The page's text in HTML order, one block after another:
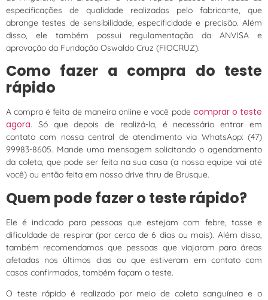
especificações de qualidade realizadas pelo fabricante, que
abrange testes de sensibilidade, especificidade e precisão. Além
disso, ele também possui regulamentação da ANVISA e
aprovação da Fundação Oswaldo Cruz (FIOCRUZ).
Como fazer a compra do teste
rápido
A compra é feita de maneira online e você pode comprar o teste
agora. Só que depois de realizá-la, é necessário entrar em
contato com nossa central de atendimento via WhatsApp: (47)
99983-8605. Mande uma mensagem solicitando o agendamento
da coleta, que pode ser feita na sua casa (a nossa equipe vai até
você) ou então feita em nosso drive thru de Brusque.
Quem pode fazer o teste rápido?
Ele é indicado para pessoas que estejam com febre, tosse e
dificuldade de respirar (por cerca de 6 dias ou mais). Além disso,
também recomendamos que pessoas que viajaram para áreas
afetadas nos últimos dias ou que estiveram em contato com
casos confirmados, também façam o teste.
O teste rápido é realizado por meio de coleta sanguínea e o